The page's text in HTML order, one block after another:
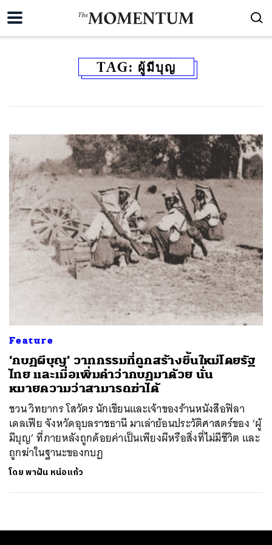
TAG: ผู้มีบุญ
Feature
‘กบฏผีบุญ’ วาทกรรมที่ถูกสร้างขึ้นใหม่โดยรัฐ
ไทย และเมื่อเพิ่มคำว่ากบฏมาด้วย นั่น
หมายความว่าสามารถฆ่าได้
ชวน วิทยากร โสวัตร นักเขียนและเจ้าของร้านหนังสือฟิลา
เดลเฟีย จังหวัดอุบลราชธานี มาเล่าย้อนประวัติศาสตร์ของ ‘ผู้
มีบุญ’ ที่ภายหลังถูกด้อยค่าเป็นเพียงผีหรือสิ่งที่ไม่มีชีวิต และ
ถูกฆ่าในฐานะของกบฏ
โดยพาฝัน หน่อแก้ว
SHARE TWEET LINE EMAIL